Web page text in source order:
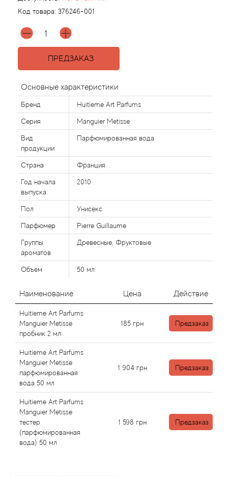
Код товара: 376246-001
ПРЕДЗАКАЗ
Основные характеристики
Бренд Huitieme Art Parfums
Серия Manguier Metisse
Вид
продукции
Парфюмированная вода
Страна Франция
Год начала
выпуска
2010
Пол Унисекс
Парфюмер Pierre Guillaume
Группы
ароматов
Древесные, Фруктовые
Объем 50 мл
Наименование Цена Действие
Huitieme Art Parfums
Manguier Metisse
пробник 2 мл
185 грн Предзаказ
Huitieme Art Parfums
Manguier Metisse
парфюмированная
вода 50 мл
1 904 грн Предзаказ
Huitieme Art Parfums
Manguier Metisse
тестер
(парфюмированная
вода) 50 мл
1 598 грн Предзаказ
Agonist
Aigner
Ajmal
Al Haramain
Al Jazeera
Alaia Paris
Alexander McQueen
Alexandre Barthet
Alexandre J
Alyson Oldoini
Alyssa Ashley
American Crew
Amouage
Amouroud
Andre L'Arom